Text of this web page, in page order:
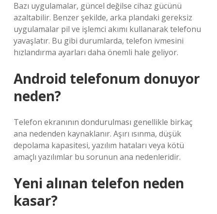
Bazı uygulamalar, güncel değilse cihaz gücünü
azaltabilir. Benzer şekilde, arka plandaki gereksiz
uygulamalar pil ve işlemci akımı kullanarak telefonu
yavaşlatır. Bu gibi durumlarda, telefon ivmesini
hızlandırma ayarları daha önemli hale geliyor.
Android telefonum donuyor
neden?
Telefon ekranının dondurulması genellikle birkaç
ana nedenden kaynaklanır. Aşırı ısınma, düşük
depolama kapasitesi, yazılım hataları veya kötü
amaçlı yazılımlar bu sorunun ana nedenleridir.
Yeni alınan telefon neden
kasar?